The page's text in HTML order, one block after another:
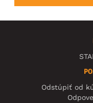
Odstúpiť od